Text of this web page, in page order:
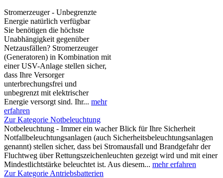
Stromerzeuger - Unbegrenzte
Energie natürlich verfügbar
Sie benötigen die höchste
Unabhängigkeit gegenüber
Netzausfällen? Stromerzeuger
(Generatoren) in Kombination mit
einer USV-Anlage stellen sicher,
dass Ihre Versorger
unterbrechungsfrei und
unbegrenzt mit elektrischer
Energie versorgt sind. Ihr... mehr
erfahren
Zur Kategorie Notbeleuchtung
Notbeleuchtung - Immer ein wacher Blick für Ihre Sicherheit
Notfallbeleuchtungsanlagen (auch Sicherheitsbeleuchtungsanlagen
genannt) stellen sicher, dass bei Stromausfall und Brandgefahr der
Fluchtweg über Rettungszeichenleuchten gezeigt wird und mit einer
Mindestlichtstärke beleuchtet ist. Aus diesem... mehr erfahren
Zur Kategorie Antriebsbatterien